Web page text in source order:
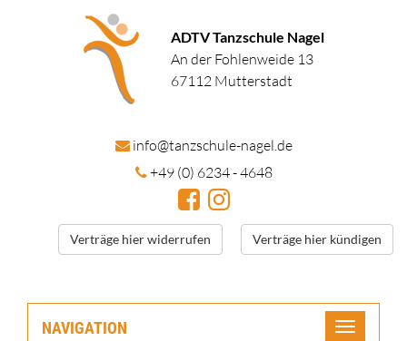
ADTV Tanzschule Nagel
An der Fohlenweide 13
67112 Mutterstadt
info@tanzschule-nagel.de
+49 (0) 6234 - 4648
Verträge hier widerrufen Verträge hier kündigen
NAVIGATION
Toggle